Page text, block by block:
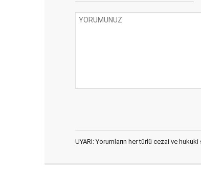
UYARI: Yorumların her türlü cezai ve